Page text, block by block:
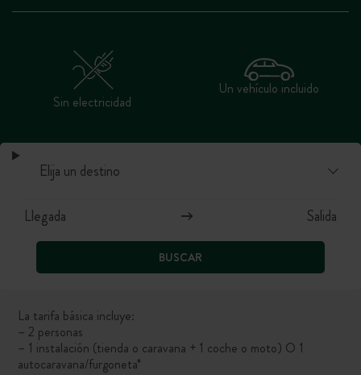
Sin electricidad
Un vehículo incluido
BUSCAR
La tarifa básica incluye:
– 2 personas
– 1 instalación (tienda o caravana + 1 coche o moto) O 1
autocaravana/furgoneta*